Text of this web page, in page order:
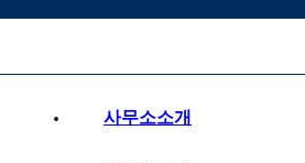
사무소소개